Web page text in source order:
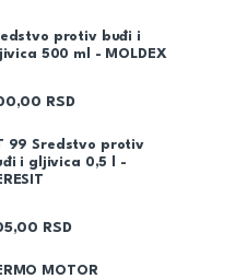
protiv buđi i
500 ml - MOLDEX
RSD
99 Sredstvo protiv
i gljivica 0,5 l -
RSD
MOTOR